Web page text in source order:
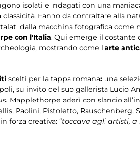
isolati e indagati con una
Fanno da contraltare alla
dalla macchina fotografica come
con l'Italia. Qui emerge il costante
mostrando come l'arte
scelti per la tappa romana: una
su invito del suo gallerista Lucio
Mapplethorpe aderì con slancio
Paolini, Pistoletto, Rauschenberg,
forza creativa: “toccava agli artisti,